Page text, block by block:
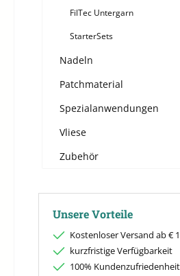
FilTec Untergarn
StarterSets
Nadeln
Patchmaterial
Spezialanwendungen
Vliese
Zubehör
Unsere Vorteile
Kostenloser Versand ab €
kurzfristige Verfügbarkeit
100% Kundenzufriedenheit